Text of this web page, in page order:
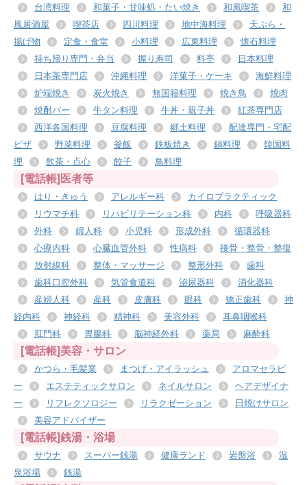
台湾料理
和菓子・甘味処・たい焼き 和風喫茶
和
風居酒屋
喫茶店 四川料理 地中海料理
天ぷら・
揚げ物
定食・食堂 小料理 広東料理
懐石料理
持ち帰り専門・弁当
握り寿司 料亭
日本料理
日本茶専門店
沖縄料理 洋菓子・ケーキ
海鮮料理
炉端焼き
炭火焼き 無国籍料理 焼き鳥
焼肉
焼酎バー
牛タン料理 牛丼・親子丼
紅茶専門店
西洋各国料理
豆腐料理 郷土料理
配達専門・宅配
ピザ
野菜料理 釜飯 鉄板焼き 鍋料理
韓国料
理
飲茶・点心 餃子 鳥料理
[電話帳]医者等
はり・きゅう アレルギー科
カイロプラクティック
リウマチ科
リハビリテーション科 内科
呼吸器科
外科
婦人科 小児科 形成外科
循環器科
心療内科
心臓血管外科 性病科
接骨・整骨・整復
放射線科
整体・マッサージ 整形外科
歯科
歯科口腔外科
気管食道科 泌尿器科
消化器科
産婦人科
産科 皮膚科 眼科 矯正歯科
神
経内科
神経科 精神科 美容外科
耳鼻咽喉科
肛門科
胃腸科 脳神経外科 薬局 麻酔科
[電話帳]美容・サロン
かつら・毛髪業 まつげ・アイラッシュ
アロマセラピ
ー
エステティックサロン ネイルサロン
ヘアデザイナ
ー
リフレクソロジー リラクゼーション
日焼けサロン
美容アドバイザー
[電話帳]銭湯・浴場
サウナ スーパー銭湯 健康ランド 岩盤浴
温
泉浴場
銭湯